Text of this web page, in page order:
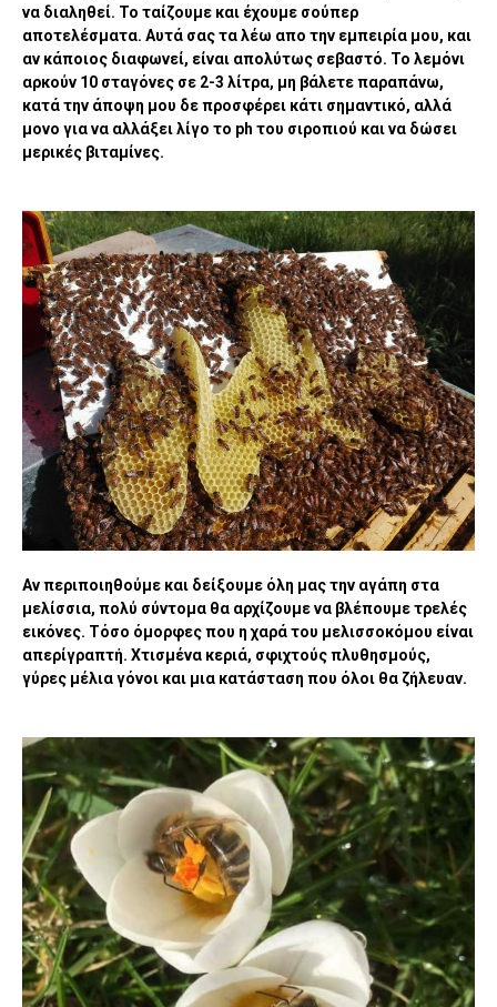
να διαληθεί. Το ταίζουμε και έχουμε σούπερ
αποτελέσματα. Αυτά σας τα λέω απο την εμπειρία μου, και
αν κάποιος διαφωνεί, είναι απολύτως σεβαστό. Το λεμόνι
αρκούν 10 σταγόνες σε 2-3 λίτρα, μη βάλετε παραπάνω,
κατά την άποψη μου δε προσφέρει κάτι σημαντικό, αλλά
μονο για να αλλάξει λίγο το ph του σιροπιού και να δώσει
μερικές βιταμίνες.
Αν περιποιηθούμε και δείξουμε όλη μας την αγάπη στα
μελίσσια, πολύ σύντομα θα αρχίζουμε να βλέπουμε τρελές
εικόνες. Τόσο όμορφες που η χαρά του μελισσοκόμου είναι
απερίγραπτή. Χτισμένα κεριά, σφιχτούς πλυθησμούς,
γύρες μέλια γόνοι και μια κατάσταση που όλοι θα ζήλευαν.